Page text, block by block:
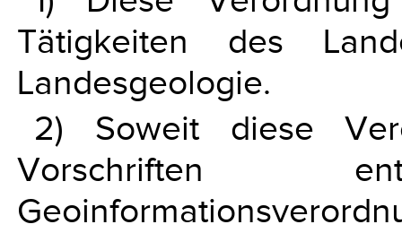
Tätigkeiten des
Landesgeologie.
2) Soweit diese